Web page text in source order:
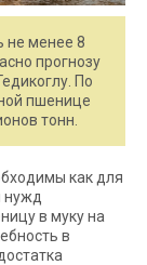
не менее 8
прогнозу
По
пшенице
тонн.
как для
нужд
в муку на
в